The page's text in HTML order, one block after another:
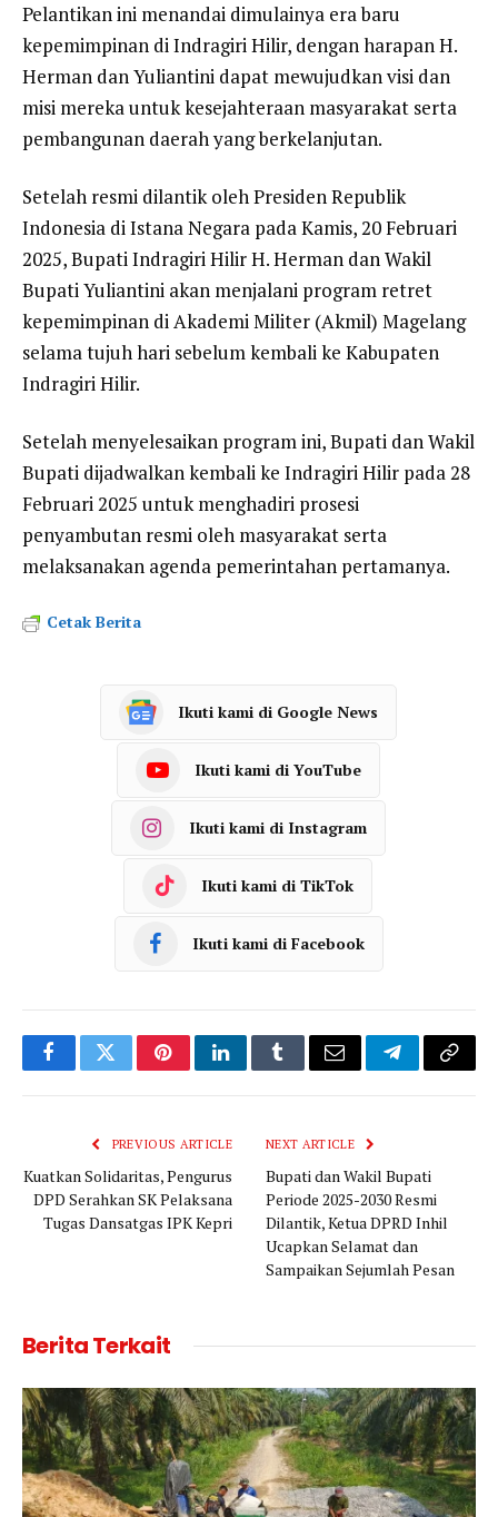
Pelantikan ini menandai dimulainya era baru
kepemimpinan di Indragiri Hilir, dengan harapan H.
Herman dan Yuliantini dapat mewujudkan visi dan
misi mereka untuk kesejahteraan masyarakat serta
pembangunan daerah yang berkelanjutan.
Setelah resmi dilantik oleh Presiden Republik
Indonesia di Istana Negara pada Kamis, 20 Februari
2025, Bupati Indragiri Hilir H. Herman dan Wakil
Bupati Yuliantini akan menjalani program retret
kepemimpinan di Akademi Militer (Akmil) Magelang
selama tujuh hari sebelum kembali ke Kabupaten
Indragiri Hilir.
Setelah menyelesaikan program ini, Bupati dan Wakil
Bupati dijadwalkan kembali ke Indragiri Hilir pada 28
Februari 2025 untuk menghadiri prosesi
penyambutan resmi oleh masyarakat serta
melaksanakan agenda pemerintahan pertamanya.
Cetak Berita
Ikuti kami di Google News
Ikuti kami di YouTube
Ikuti kami di Instagram
Ikuti kami di TikTok
Ikuti kami di Facebook
FacebookTwitterPinterestLinkedInTumblrEmail TelegramCopy
PREVIOUS ARTICLE
Kuatkan Solidaritas, Pengurus
DPD Serahkan SK Pelaksana
Tugas Dansatgas IPK Kepri
NEXT ARTICLE
Bupati dan Wakil Bupati
Periode 2025-2030 Resmi
Dilantik, Ketua DPRD Inhil
Ucapkan Selamat dan
Sampaikan Sejumlah Pesan
Berita Terkait